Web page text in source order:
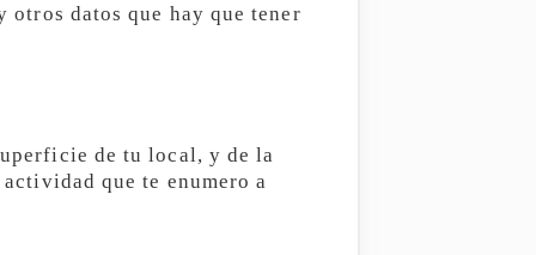
otros datos que hay que tener
de tu local, y de la
que te enumero a